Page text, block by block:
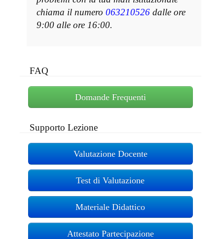
chiama il numero 063210526 dalle ore
9:00 alle ore 16:00.
FAQ
Domande Frequenti
Supporto Lezione
Valutazione Docente
Test di Valutazione
Materiale Didattico
Attestato Partecipazione